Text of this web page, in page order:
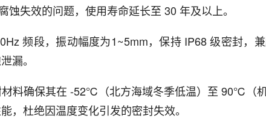
失效的问题，使用寿命延长至 30 年及以上。
频段，振动幅度为1~5mm，保持 IP68 级密封，
漏。
料确保其在 -52℃（北方海域冬季低温）至 90℃（
，杜绝因温度变化引发的密封失效。